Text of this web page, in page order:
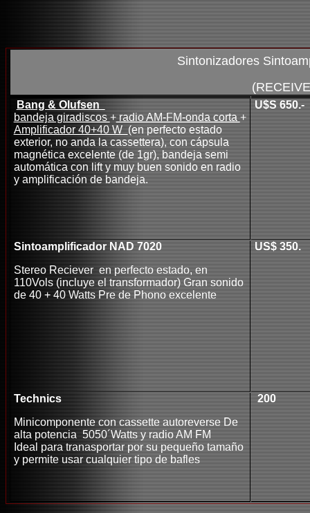
Sintonizadores
Bang & Olufsen
bandeja giradiscos+radio AM-FM-onda corta+
Amplificador 40+40 W(en perfecto estado
exterior, no anda la cassettera), con cápsula
magnética excelente (de 1gr), bandeja semi
automática con lift y muy buen sonido en radio
y amplificación de bandeja.
U$S 650.-
Sintoamplificador NAD 7020
Stereo Reciever en perfecto estado, en
110Vols (incluye el transformador) Gran sonido
de 40 + 40 Watts Pre de Phono excelente
US$ 350.
Technics
Minicomponente con cassette autoreverse De
alta potencia 5050´Watts y radio AM FM
Ideal para tranasportar por su pequeño tamaño
y permite usar cualquier tipo de bafles
200